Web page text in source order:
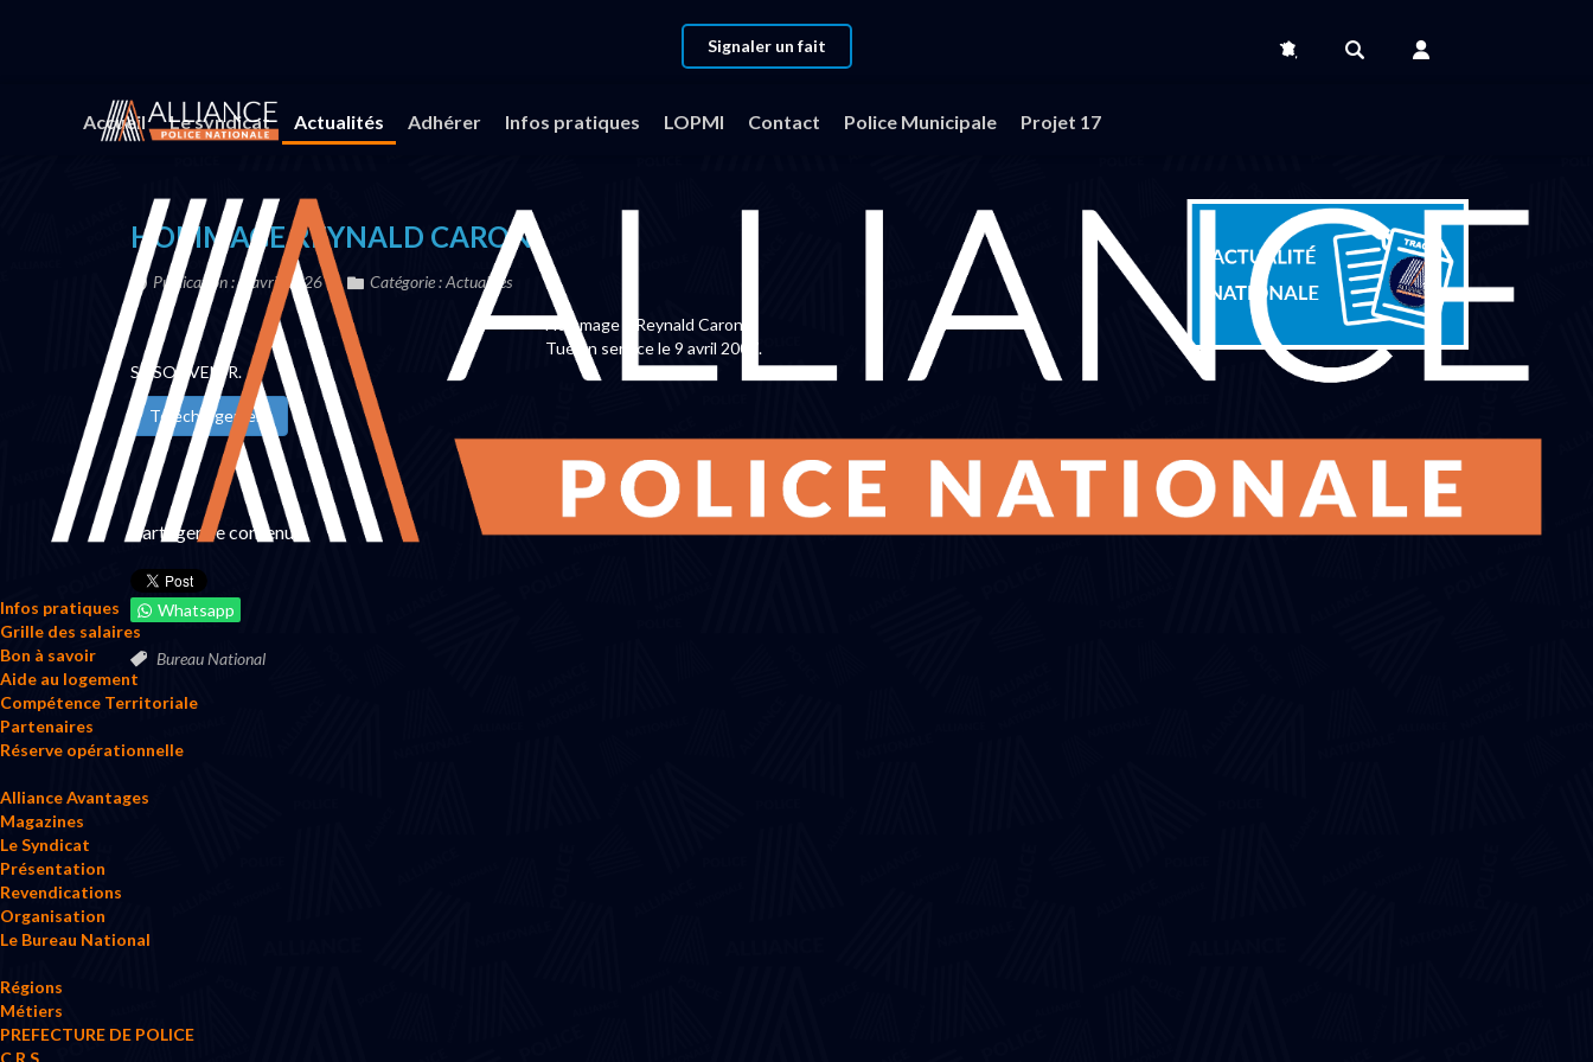
Signaler un fait
Accueil Le syndicat Actualités Adhérer Infos pratiques LOPMI Contact Police Municipale Projet 17
Infos pratiques
Grille des salaires
Bon à savoir
Aide au logement
Compétence Territoriale
Partenaires
Réserve opérationnelle
Alliance Avantages
Magazines
Le Syndicat
Présentation
Revendications
Organisation
Le Bureau National
Régions
Métiers
PREFECTURE DE POLICE
Vous êtes ici : Accueil
HOMMAGE REYNALD CARON
Publication : 9 avril 2026 Catégorie :Actualités
Hommage à Reynald Caron.
Tué en service le 9 avril 2007.
SE SOUVENIR.
Téléchargement
Partager ce contenu
Whatsapp
Bureau National